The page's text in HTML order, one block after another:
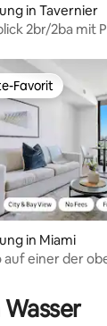
4,86
in Tavernier
2br/2ba mit
4,93
Favorit
Favorit
in Miami
auf einer der